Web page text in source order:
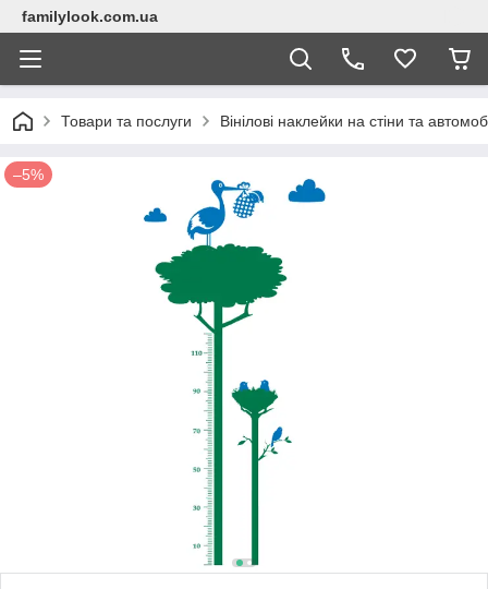
familylook.com.ua
Товари та послуги Вінілові наклейки на стіни та
–5%